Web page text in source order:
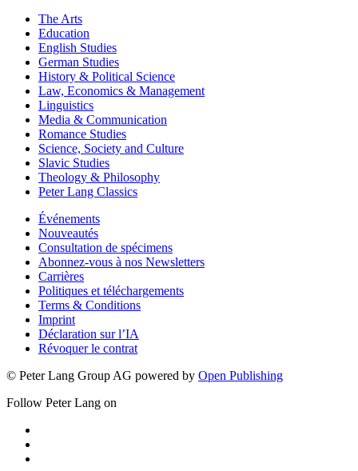
The Arts
Education
English Studies
German Studies
History & Political Science
Law, Economics & Management
Linguistics
Media & Communication
Romance Studies
Science, Society and Culture
Slavic Studies
Theology & Philosophy
Peter Lang Classics
Événements
Nouveautés
Consultation de spécimens
Abonnez-vous à nos Newsletters
Carrières
Politiques et téléchargements
Terms & Conditions
Imprint
Déclaration sur l’IA
Révoquer le contrat
© Peter Lang Group AG powered by Open Publishing
Follow Peter Lang on